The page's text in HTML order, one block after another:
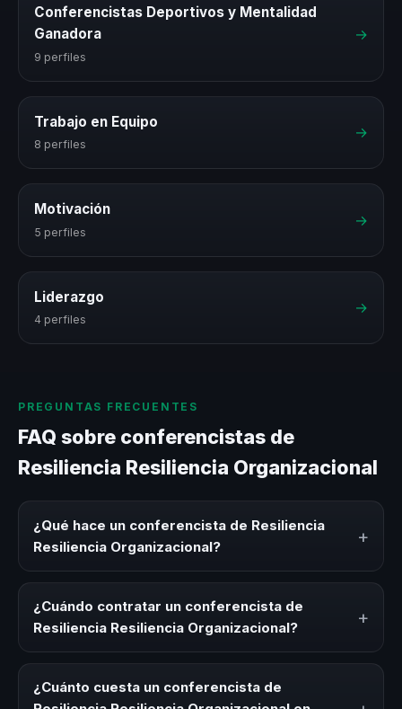
Conferencistas Deportivos y Mentalidad
Ganadora
9 perfiles
→
Trabajo en Equipo
8 perfiles
→
Motivación
5 perfiles
→
Liderazgo
4 perfiles
→
PREGUNTAS FRECUENTES
FAQ sobre conferencistas de
Resiliencia Resiliencia Organizacional
¿Qué hace un conferencista de Resiliencia
Resiliencia Organizacional?
+
Organizacional es un experto que comparte
conocimiento, estrategias y experiencias sobre este tema
en eventos corporativos, convenciones y seminarios. Su
¿Cuándo contratar un conferencista de
Resiliencia Resiliencia Organizacional?
+
Resiliencia Organizacional para kick-offs, convenciones
anuales, programas de desarrollo, eventos de integración
¿Cuánto cuesta un conferencista de